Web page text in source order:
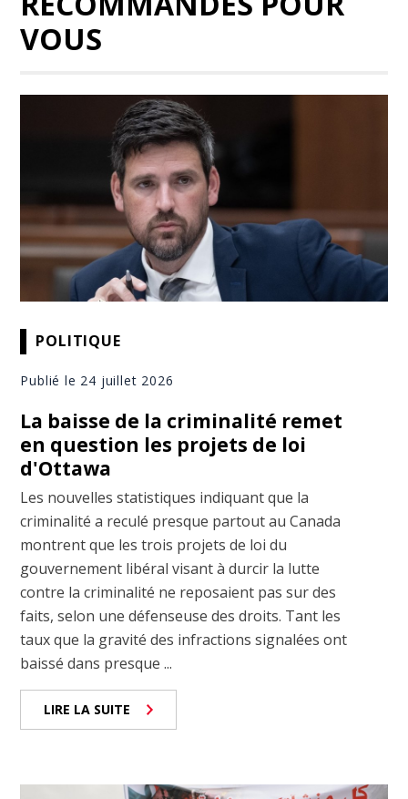
VOUS
POLITIQUE
Publié le 24 juillet 2026
La baisse de la criminalité remet
en question les projets de loi
d'Ottawa
Les nouvelles statistiques indiquant que la
criminalité a reculé presque partout au Canada
montrent que les trois projets de loi du
gouvernement libéral visant à durcir la lutte
contre la criminalité ne reposaient pas sur des
faits, selon une défenseuse des droits. Tant les
taux que la gravité des infractions signalées ont
baissé dans presque ...
LIRE LA SUITE